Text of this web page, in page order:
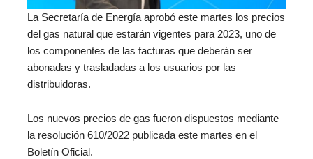
La Secretaría de Energía aprobó este martes los precios
del gas natural que estarán vigentes para 2023, uno de
los componentes de las facturas que deberán ser
abonadas y trasladadas a los usuarios por las
distribuidoras.
Los nuevos precios de gas fueron dispuestos mediante
la resolución 610/2022 publicada este martes en el
Boletín Oficial.